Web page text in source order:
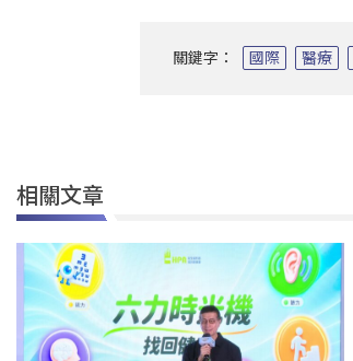
關鍵字： 國際 醫療
相關文章